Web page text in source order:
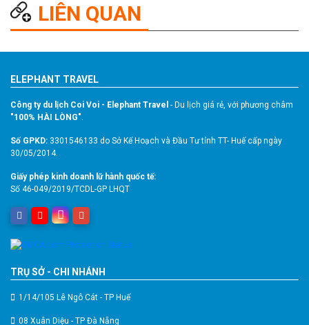
LIÊN QUAN
ELEPHANT TRAVEL
Công ty du lịch Coi Voi - Elephant Travel - Du lịch giá rẻ, với phương châm
"100% HÀI LÒNG".
Số GPKD: 3301546133 do Sở Kế Hoạch và Đầu Tư tỉnh TT- Huế cấp ngày
30/05/2014.
Giấy phép kinh doanh lữ hành quốc tế:
Số 46-049/2019/TCDL-GP LHQT
TRỤ SỞ - CHI NHÁNH
1/14/105 Lê Ngô Cát - TP Huế
08 Xuân Diệu - TP Đà Nẵng